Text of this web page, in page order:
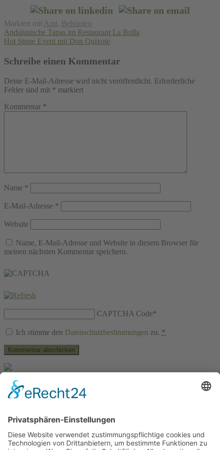
Markiert mit Amt, Behörden
Beitragsnavigation
Andalusische Tapas im Restaurant La Bulla
Hot Stone Event mit Don Quixote
Schreibe einen Kommentar
Deine E-Mail-Adresse wird nicht veröffentlicht. Erforderliche
Felder sind mit * markiert
Kommentar *
Name *
E-Mail-Adresse *
Website
Name, E-Mail-Adresse und Website in diesem Browser für
meinen nächsten Kommentar speichern.
CAPTCHA Code*
Ich stimme den Datenschutzbestimmungen zu. *
La Vida Canaria…
im Süden. Seit Oktober 2016 wohnen wir in der schönsten Stadt der
Kanaren, LAS PALMAS, die im Kanaren-Kontext leider immer
noch viel zu wenig Aufmerksamkeit bekommt. Das wollen wir
ändern und zeigen euch hier die schönsten Ecken für den Trip nach